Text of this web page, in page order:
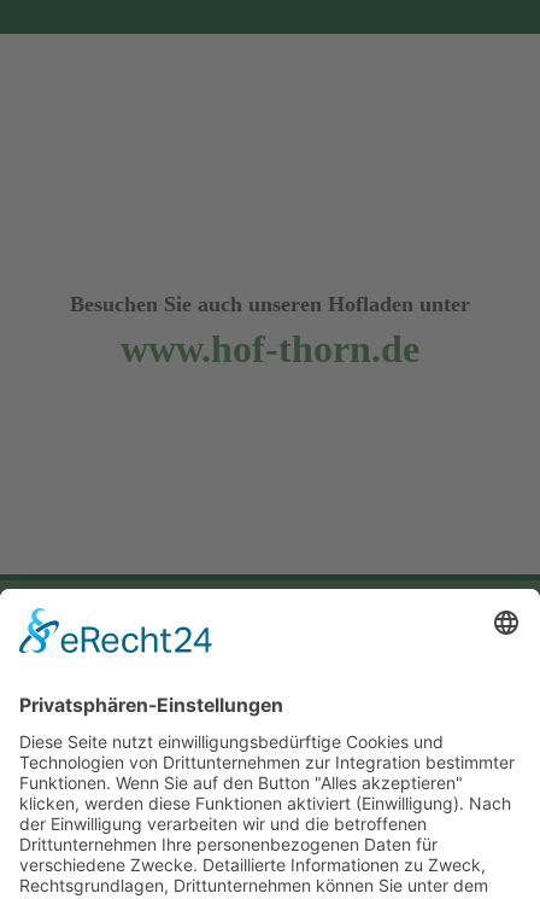
Besuchen Sie auch unseren Hofladen unter
www.hof-thorn.de
Hof Thorn
23570 Lübeck-Ivendorf
Telefon: 04502 2208
Telefax: 04502 4079
Mobil: 0171/2775982
E-Mail:hof-thorn@t-online.de